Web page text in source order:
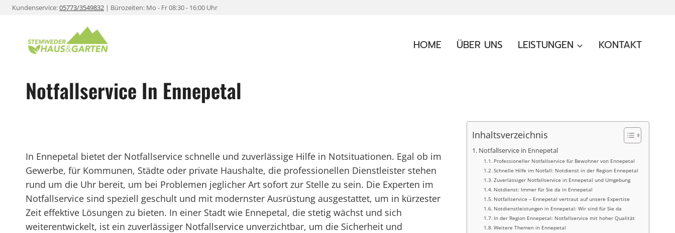
ZumKundenservice:05773/3549832 | Bürozeiten: Mo - Fr 08:30 - 16:00 Uhr
HOME ÜBER UNS LEISTUNGEN KONTAKT
Notfallservice In Ennepetal
Inhaltsverzeichnis
Notfallservice in Ennepetal
Professioneller Notfallservice für Bewohner von Ennepetal
Schnelle Hilfe im Notfall: Notdienst in der Region Ennepetal
Zuverlässiger Notfallservice in Ennepetal und Umgebung
Notdienst: Immer für Sie da in Ennepetal
Notfallservice – Ennepetal vertraut auf unsere Expertise
Notdienstleistungen in Ennepetal: Wir sind für Sie da
In der Region Ennepetal: Notfallservice mit hoher Qualität
Weitere Themen in Ennepetal
In Ennepetal bietet der Notfallservice schnelle und zuverlässige Hilfe in Notsituationen. Egal ob im
Gewerbe, für Kommunen, Städte oder private Haushalte, die professionellen Dienstleister stehen
rund um die Uhr bereit, um bei Problemen jeglicher Art sofort zur Stelle zu sein. Die Experten im
Notfallservice sind speziell geschult und mit modernster Ausrüstung ausgestattet, um in kürzester
Zeit effektive Lösungen zu bieten. In einer Stadt wie Ennepetal, die stetig wächst und sich
weiterentwickelt, ist ein zuverlässiger Notfallservice unverzichtbar, um die Sicherheit und